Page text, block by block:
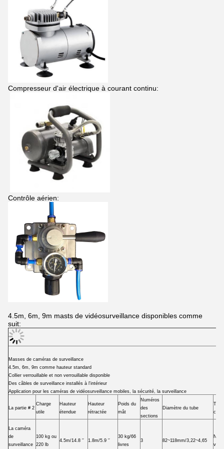
Compresseur d'air électrique à courant continu:
Contrôle aérien:
4.5m, 6m, 9m masts de vidéosurveillance disponibles comme
suit:
Masses de caméras de surveillance
4.5m, 6m, 9m comme hauteur standard
Collier verrouillable et non verrouillable disponible
Des câbles de surveillance installés à l'intérieur
Application pour les caméras de vidéosurveillance mobiles, la sécurité, la surveillance
La partie # 2
Charge
utile
Hauteur
étendue
Hauteur
rétractée
Poids du
mât
Numéros
des
sections
Diamètre du tube
La caméra
de
surveillance
100 kg ou
220 lb
4.5m/14.8 ′′ 1.8m/5.9 ′′
30 kg/66
livres
3 82~118mm/3,22~4,65
Ne